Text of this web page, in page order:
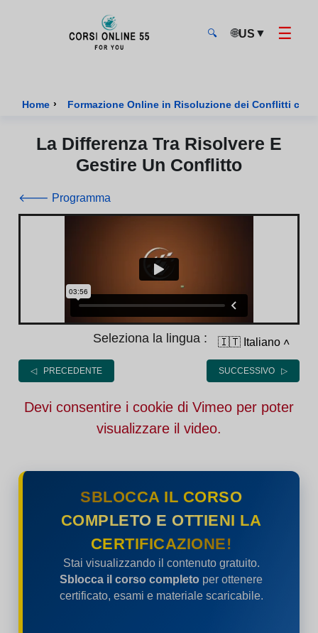
🔍 🌐US ▼ ☰
Home › Formazione Online in Risoluzione dei Conflitti
La Differenza Tra Risolvere E
Gestire Un Conflitto
🡐 Programma
Seleziona la lingua : 🇮🇹 Italiano ˄
◁ PRECEDENTE SUCCESSIVO ▷
Devi consentire i cookie di Vimeo per poter
visualizzare il video.
SBLOCCA IL CORSO
COMPLETO E OTTIENI LA
CERTIFICAZIONE!
Stai visualizzando il contenuto gratuito.
Sblocca il corso completo per ottenere
certificato, esami e materiale scaricabile.